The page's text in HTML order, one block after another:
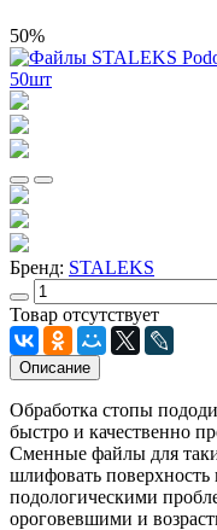
50%
Бренд: STALEKS
Товар отсутствует
Описание
Обработка стопы
быстро и качественно
Сменные файлы для
шлифовать поверхность
подологическими
ороговевшими и